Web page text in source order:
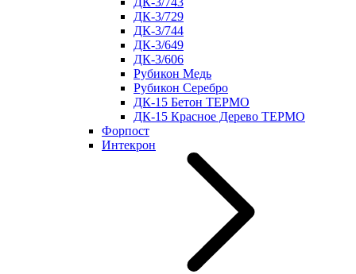
ДК-3/729
ДК-3/744
ДК-3/649
ДК-3/606
Рубикон Медь
Рубикон Серебро
ДК-15 Бетон ТЕРМО
ДК-15 Красное Дерево ТЕРМО
Форпост
Интекрон